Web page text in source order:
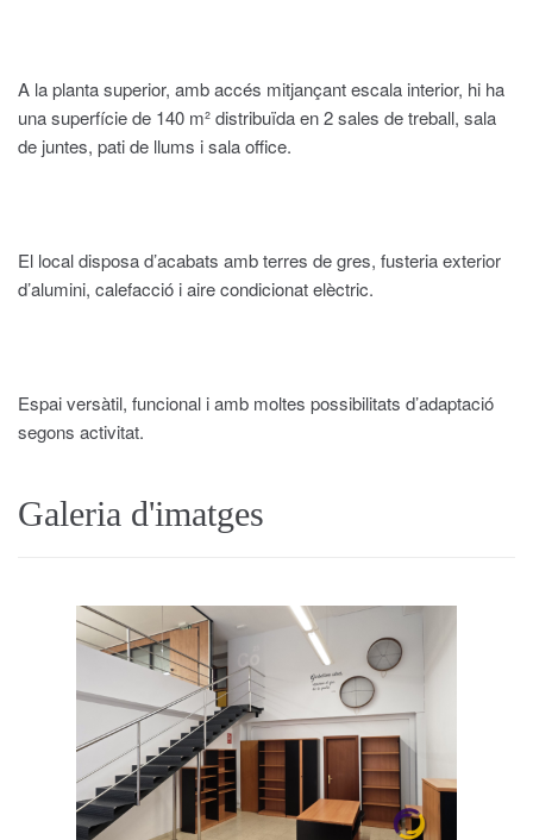
A la planta superior, amb accés mitjançant escala interior, hi ha
una superfície de 140 m² distribuïda en 2 sales de treball, sala
de juntes, pati de llums i sala office.
El local disposa d’acabats amb terres de gres, fusteria exterior
d’alumini, calefacció i aire condicionat elèctric.
Espai versàtil, funcional i amb moltes possibilitats d’adaptació
segons activitat.
Galeria d'imatges